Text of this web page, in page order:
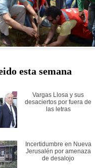
esta semana
Vargas Llosa y sus
desaciertos por fuera de
las letras
Incertidumbre en Nueva
Jerusalén por amenaza
de desalojo